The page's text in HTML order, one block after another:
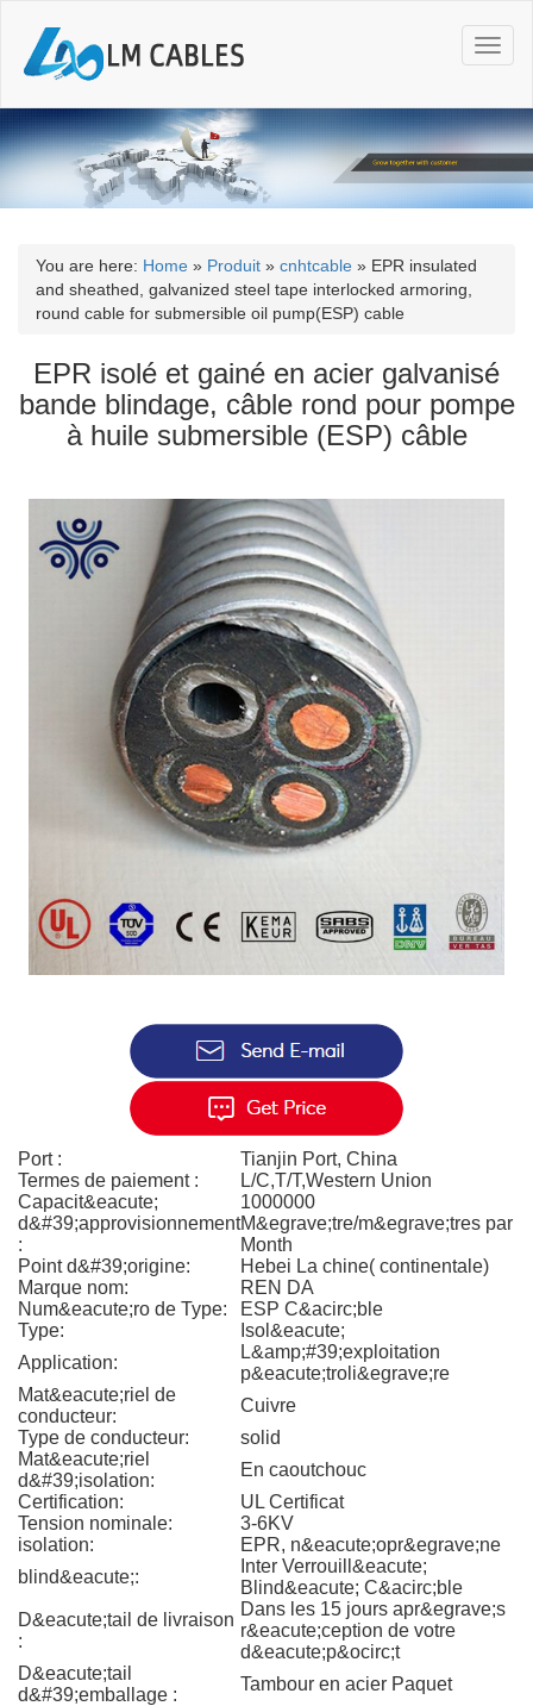
T
o
g
l
n
a
o
n
You are here: Home » Produit » cnhtcable » EPR insulated
and sheathed, galvanized steel tape interlocked armoring,
round cable for submersible oil pump(ESP) cable
EPR isolé et gainé en acier galvanisé
bande blindage, câble rond pour pompe
à huile submersible (ESP) câble
Port :
Tianjin Port, China
Termes de paiement :
L/C,T/T,Western Union
Capacit&eacute;
d&#39;approvisionnement
:
1000000
M&egrave;tre/m&egrave;tres par
Month
Point d&#39;origine:
Hebei La chine( continentale)
Marque nom:
REN DA
Num&eacute;ro de Type:
ESP C&acirc;ble
Type:
Isol&eacute;
Application:
L&amp;#39;exploitation
p&eacute;troli&egrave;re
Mat&eacute;riel de
conducteur:
Cuivre
Type de conducteur:
solid
Mat&eacute;riel
d&#39;isolation:
En caoutchouc
Certification:
UL Certificat
Tension nominale:
3-6KV
isolation:
EPR, n&eacute;opr&egrave;ne
blind&eacute;:
Inter Verrouill&eacute;
Blind&eacute; C&acirc;ble
D&eacute;tail de livraison
:
Dans les 15 jours apr&egrave;s
r&eacute;ception de votre
d&eacute;p&ocirc;t
D&eacute;tail
d&#39;emballage :
Tambour en acier Paquet